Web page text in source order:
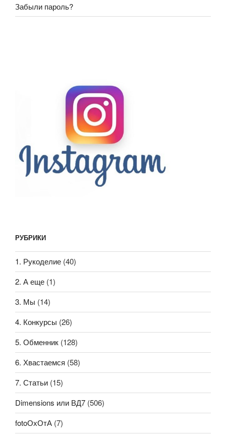
Забыли пароль?
РУБРИКИ
1. Рукоделие (40)
2. А еще (1)
3. Мы (14)
4. Конкурсы (26)
5. Обменник (128)
6. Хвастаемся (58)
7. Статьи (15)
Dimensions или ВД7 (506)
fotoОхОтА (7)